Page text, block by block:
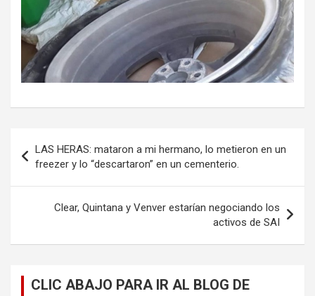
de
entradas
LAS HERAS: mataron a mi hermano, lo metieron en un
freezer y lo “descartaron” en un cementerio.
Clear, Quintana y Venver estarían negociando los
activos de SAI
CLIC ABAJO PARA IR AL BLOG DE